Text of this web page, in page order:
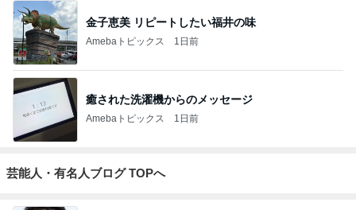
金子恵美 リピートしたい福井の味
Amebaトピックス 1日前
癒された洗濯機からのメッセージ
Amebaトピックス 1日前
芸能人・有名人ブログ TOPへ